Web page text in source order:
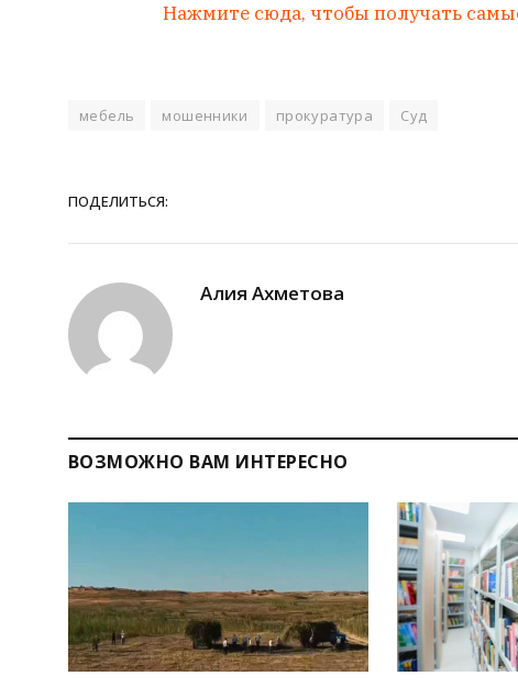
Нажмите сюда, чтобы получать
мебель мошенники прокуратура Суд
ПОДЕЛИТЬСЯ:
Алия Ахметова
ВОЗМОЖНО ВАМ ИНТЕРЕСНО